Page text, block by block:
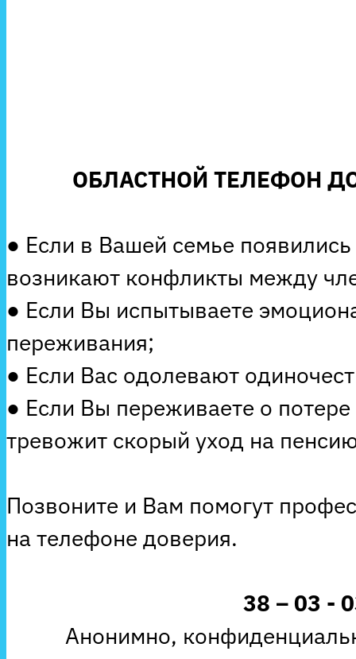
ОБЛАСТНОЙ ТЕЛЕФОН
● Если в Вашей семье
возникают конфликты между
● Если Вы испытываете
переживания;
● Если Вас одолевают
● Если Вы переживаете о
тревожит скорый уход на
Позвоните и Вам помогут
на телефоне доверия.
38 – 03 -
Анонимно,